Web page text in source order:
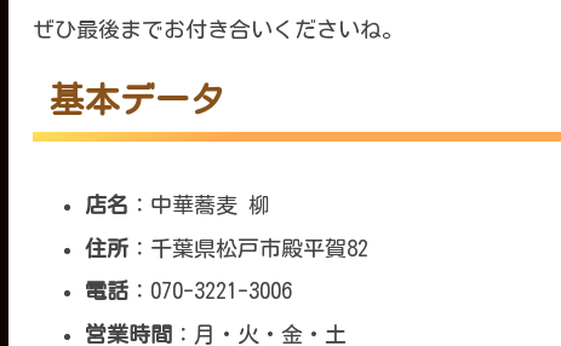
ぜひ最後までお付き合いくださいね。
基本データ
店名 ：中華蕎麦 柳
住所 ：千葉県松戸市殿平賀82
電話 ：070-3221-3006
営業時間 ：月・火・金・土